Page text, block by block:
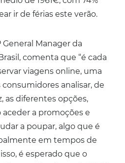
ir de férias este verão.
General Manager da
comenta que “é cada
viagens online, uma
analisar, de
as diferentes opções,
a promoções e
a poupar, algo que é
em tempos de
é esperado que o